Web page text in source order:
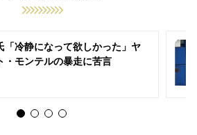
「冷静になって欲しかった」ヤ
・モンテルの暴走に苦言